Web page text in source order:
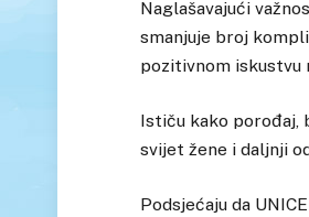
Naglašavajući
smanjuje broj
pozitivnom iskustvu
Ističu kako porođaj,
svijet žene i daljnji
Podsjećaju da